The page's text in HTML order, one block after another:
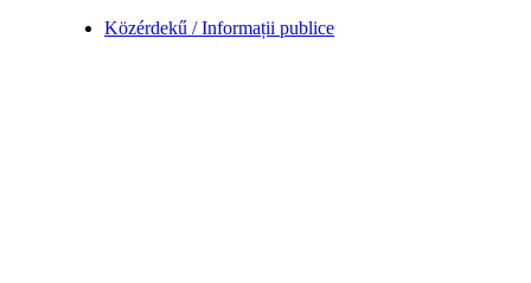
Közérdekű / Informații publice